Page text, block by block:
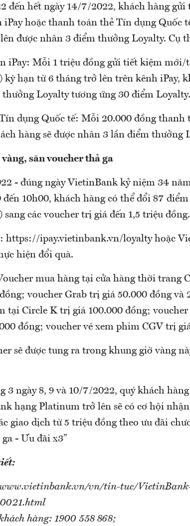
đến hết ngày 14/7/2022, khách hàng
iPay hoặc thanh toán thẻ Tín dụng Quốc
được nhân 3 điểm thưởng Loyalty. Cụ
iPay: Mỗi 1 triệu đồng gửi tiết kiệm mới/
kỳ hạn từ 6 tháng trở lên trên kênh iPay,
Loyalty tương ứng 30 điểm Loyalty.
dụng Quốc tế: Mỗi 20.000 đồng thanh
hàng sẽ được nhân 3 lần điểm thưởng
săn voucher thả ga
- đúng ngày VietinBank kỷ niệm 34
đến 10h00, khách hàng có thể đổi 87
sang các voucher trị giá đến 1,5 triệu đồng.
https://ipay.vietinbank.vn/loyalty hoặc
hiện đổi quà.
mua hàng tại cửa hàng thời trang
voucher Grab trị giá 50.000 đồng và
tại Circle K trị giá 100.000 đồng;
đồng; voucher vé xem phim CGV trị
sẽ được tung ra trong khung giờ vàng
3 ngày 8, 9 và 10/7/2022, quý khách
hạng Platinum trở lên sẽ có cơ hội
giao dịch từ 5 triệu đồng theo ưu đãi
- Ưu đãi x3”
www.vietinbank.vn/vn/tin-tuc/
hàng: 1900 558 868;